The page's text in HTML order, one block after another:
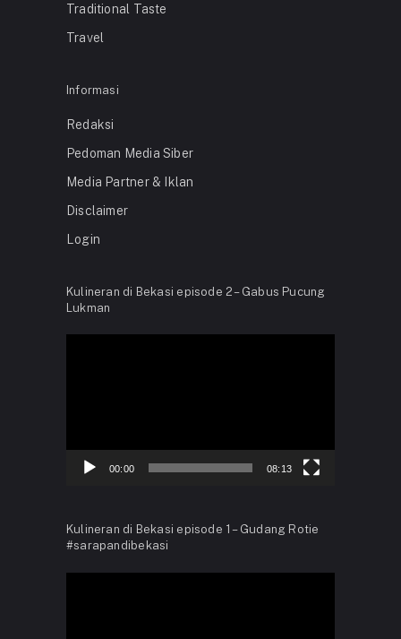
Traditional Taste
Travel
Informasi
Redaksi
Pedoman Media Siber
Media Partner & Iklan
Disclaimer
Login
Kulineran di Bekasi episode 2 – Gabus Pucung
Lukman
00:00 08:13
Kulineran di Bekasi episode 1 – Gudang Rotie
#sarapandibekasi